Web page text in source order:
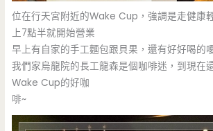
位在行天宮附近的Wake Cup，強調是走健康
上7點半就開始營業
早上有自家的手工麵包跟貝果，還有好好喝的
我們家烏龍院的長工龍森是個咖啡迷，到現在
Wake Cup的好咖
啡~